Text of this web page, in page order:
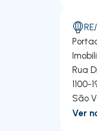
Rua
1100-
São
Ver